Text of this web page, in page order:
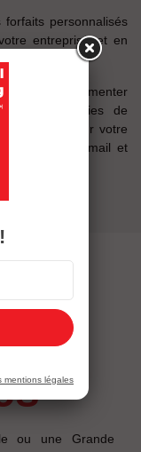
personnalisés
entreprise et en
d’augmenter
technologies de
que ça soit sur votre
votre email et
5 terminaux.
ou une Grande
mentions légales